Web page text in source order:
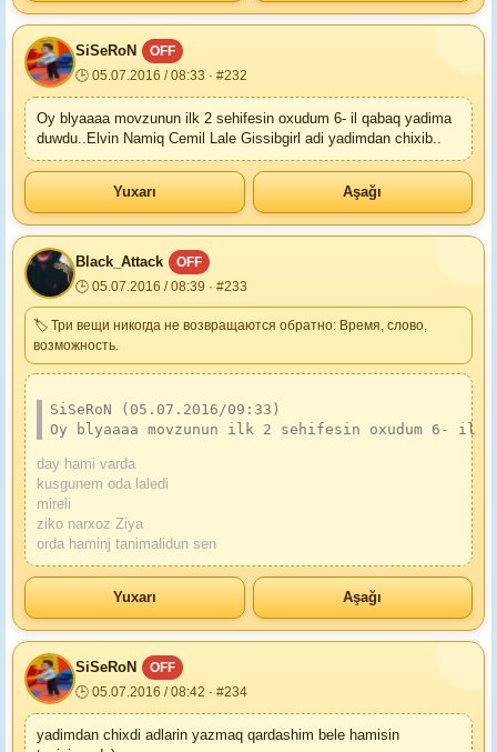
SiSeRoN
OFF
🕒 05.07.2016 / 08:33 · #232
Oy blyaaaa movzunun ilk 2 sehifesin oxudum 6- il qabaq yadima
duwdu..Elvin Namiq Cemil Lale Gissibgirl adi yadimdan chixib..
Yuxarı Aşağı
Black_Attack
OFF
🕒 05.07.2016 / 08:39 · #233
🏷 Три вещи никогда не возвращаются обратно: Время, слово,
возможность.
SiSeRoN (05.07.2016/09:33)
Oy blyaaaa movzunun ilk 2 sehifesin oxudum 6- il
day hami varda
kusgunem oda laledi
mireli
ziko narxoz Ziya
orda haminj tanimalidun sen
Yuxarı Aşağı
SiSeRoN
OFF
🕒 05.07.2016 / 08:42 · #234
yadimdan chixdi adlarin yazmaq qardashim bele hamisin